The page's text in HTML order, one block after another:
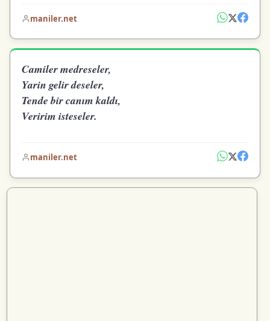
maniler.net
Camiler medreseler,
Yarin gelir deseler,
Tende bir canım kaldı,
Veririm isteseler.
maniler.net